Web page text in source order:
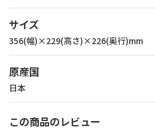
サイズ
356(幅)×229(高さ)×226(奥行)mm
原産国
日本
この商品のレビュー